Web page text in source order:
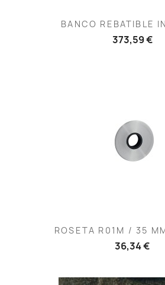
BANCO REBATIBLE
373,59 €
ROSETA R01M / 35
36,34 €